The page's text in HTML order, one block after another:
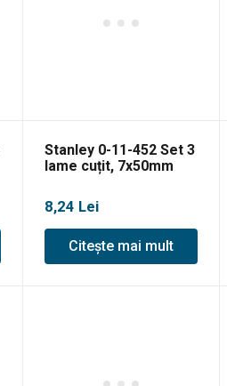
Stanley 0-11-452 Set 3
lame cuțit, 7x50mm
8,24 Lei
Citește mai mult